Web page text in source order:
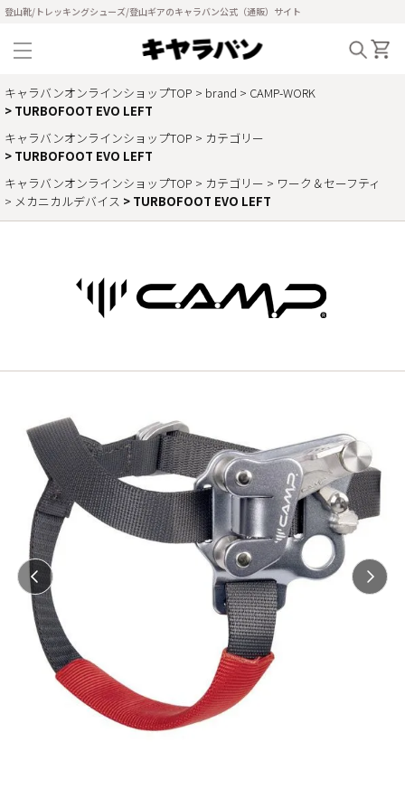
登山靴/トレッキングシューズ/登山ギアのキャラバン公式（通販）サイト
キャラバンオンラインショップTOP brand
CAMP-WORK
TURBOFOOT EVO LEFT
キャラバンオンラインショップTOP
カテゴリー
TURBOFOOT EVO LEFT
キャラバンオンラインショップTOP
カテゴリー
ワーク＆セーフティ
メカニカルデバイス
TURBOFOOT EVO LEFT